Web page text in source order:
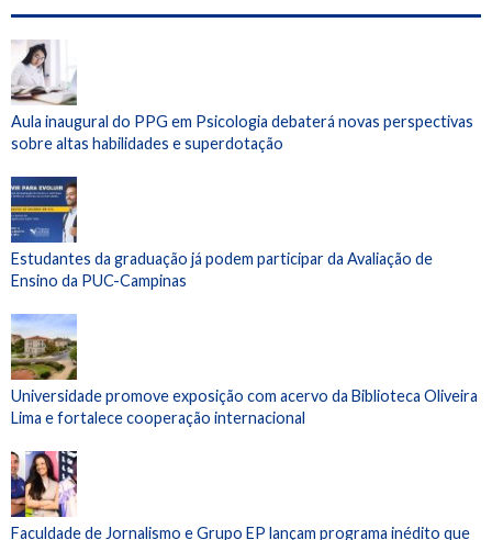
Aula inaugural do PPG em Psicologia debaterá novas perspectivas
sobre altas habilidades e superdotação
Estudantes da graduação já podem participar da Avaliação de
Ensino da PUC-Campinas
Universidade promove exposição com acervo da Biblioteca Oliveira
Lima e fortalece cooperação internacional
Faculdade de Jornalismo e Grupo EP lançam programa inédito que